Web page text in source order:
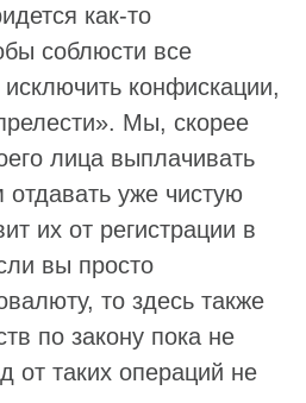
как-то
соблюсти все
конфискации,
Мы, скорее
лица выплачивать
отдавать уже чистую
их от регистрации в
вы просто
то здесь также
по закону пока не
от таких операций не